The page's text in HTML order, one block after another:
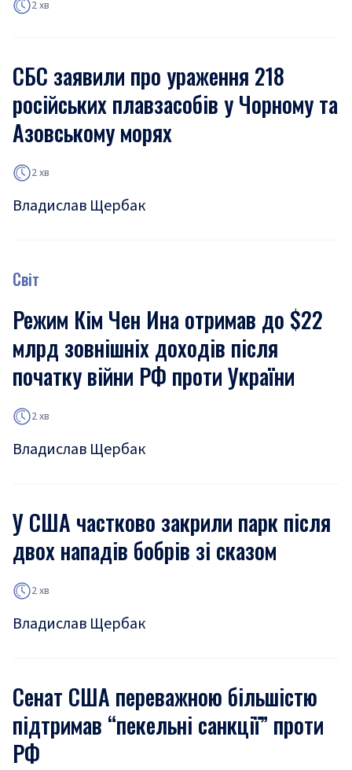
2 хв
СБС заявили про ураження 218
російських плавзасобів у Чорному та
Азовському морях
2 хв
Владислав Щербак
Світ
Режим Кім Чен Ина отримав до $22
млрд зовнішніх доходів після
початку війни РФ проти України
2 хв
Владислав Щербак
У США частково закрили парк після
двох нападів бобрів зі сказом
2 хв
Владислав Щербак
Сенат США переважною більшістю
підтримав “пекельні санкції” проти
РФ